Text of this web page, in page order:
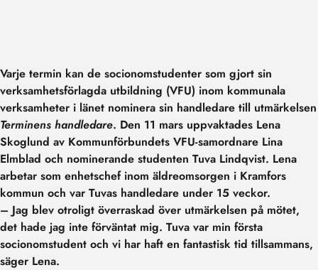
Varje termin kan de socionomstudenter som gjort sin
verksamhetsförlagda utbildning (VFU) inom kommunala
verksamheter i länet nominera sin handledare till utmärkelsen
Terminens handledare. Den 11 mars uppvaktades Lena
Skoglund av Kommunförbundets VFU-samordnare Lina
Elmblad och nominerande studenten Tuva Lindqvist. Lena
arbetar som enhetschef inom äldreomsorgen i Kramfors
kommun och var Tuvas handledare under 15 veckor.
– Jag blev otroligt överraskad över utmärkelsen på mötet,
det hade jag inte förväntat mig. Tuva var min första
socionomstudent och vi har haft en fantastisk tid tillsammans,
säger Lena.